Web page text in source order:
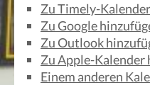
Zu Timely-
Zu Google
Zu Outlook
Zu Apple-Kalender
Einem anderen